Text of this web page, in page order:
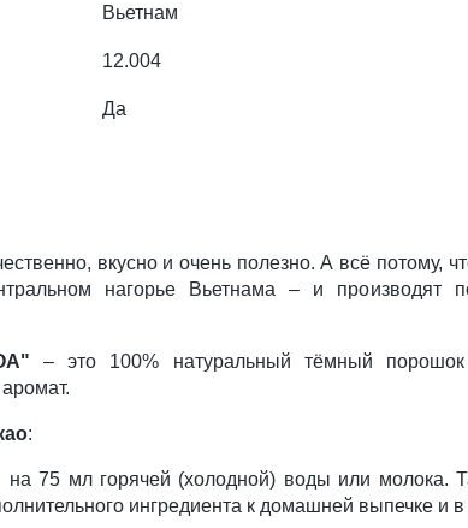
Вьетнам
12.004
Да
вкусно и очень полезно. А всё потому,
нагорье Вьетнама – и производят
– это 100% натуральный тёмный
:
на 75 мл горячей (холодной) воды или молока.
ингредиента к домашней выпечке и в